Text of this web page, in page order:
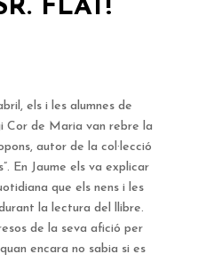
FLAT!”
els i les alumnes de
Cor de Maria van rebre la
autor de la col·lecció
En Jaume els va explicar
que els nens i les
la lectura del llibre.
de la seva afició per
encara no sabia si es